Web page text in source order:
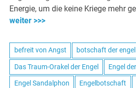
Energie, um die keine Kriege mehr
weiter >>>
befreit von Angst botschaft der engel
Das Traum-Orakel der Engel Engel
Engel Sandalphon Engelbotschaft